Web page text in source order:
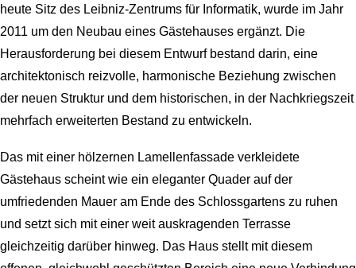
heute Sitz des Leibniz-Zentrums für Informatik, wurde im Jahr
2011 um den Neubau eines Gästehauses ergänzt. Die
Herausforderung bei diesem Entwurf bestand darin, eine
architektonisch reizvolle, harmonische Beziehung zwischen
der neuen Struktur und dem historischen, in der Nachkriegszeit
mehrfach erweiterten Bestand zu entwickeln.
Das mit einer hölzernen Lamellenfassade verkleidete
Gästehaus scheint wie ein eleganter Quader auf der
umfriedenden Mauer am Ende des Schlossgartens zu ruhen
und setzt sich mit einer weit auskragenden Terrasse
gleichzeitig darüber hinweg. Das Haus stellt mit diesem